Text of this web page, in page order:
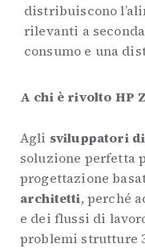
distribuiscono
rilevanti a
consumo e una
A chi è rivolto HP
Agli sviluppatori
soluzione perfetta
progettazione
architetti, perché
e dei flussi di
problemi strutture